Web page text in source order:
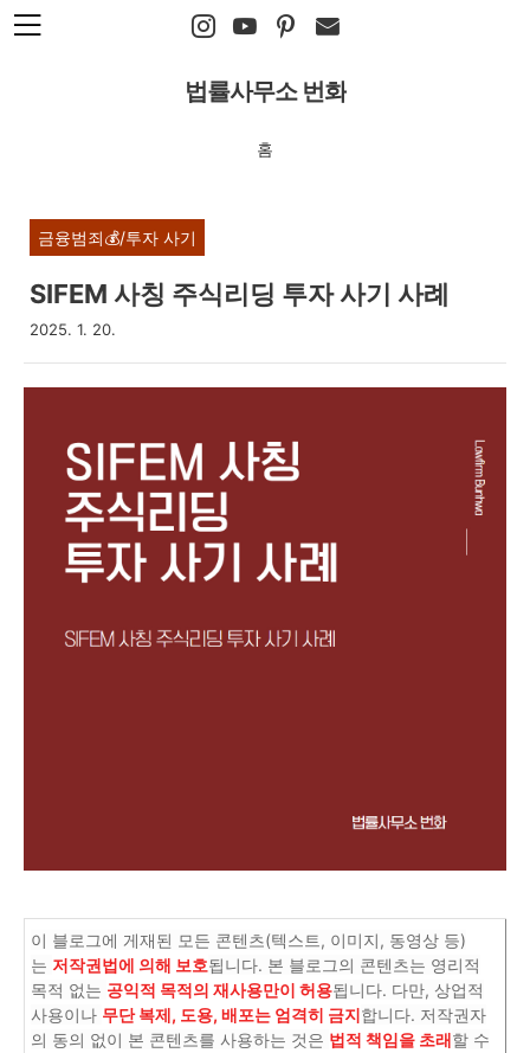
본문 바로가기
법률사무소 번화
홈
금융범죄💰/투자 사기
SIFEM 사칭 주식리딩 투자 사기 사례
2025. 1. 20.
이 블로그에 게재된 모든 콘텐츠(텍스트, 이미지, 동영상 등)
는 저작권법에 의해 보호됩니다. 본 블로그의 콘텐츠는 영리적
목적 없는 공익적 목적의 재사용만이 허용됩니다. 다만, 상업적
사용이나 무단 복제, 도용, 배포는 엄격히 금지합니다. 저작권자
의 동의 없이 본 콘텐츠를 사용하는 것은 법적 책임을 초래할 수